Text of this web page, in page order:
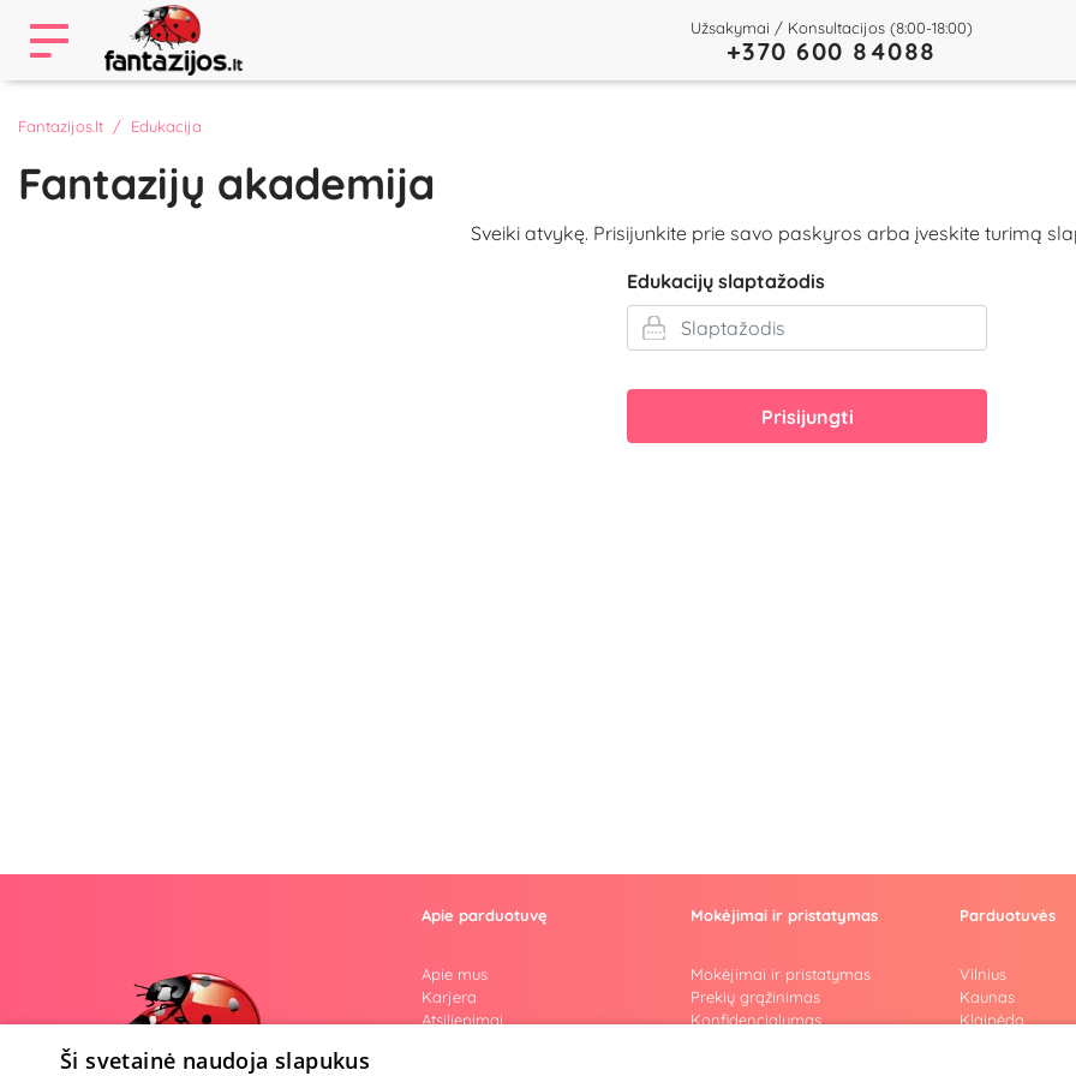
Užsakymai / Konsultacijos (8:00-18:00)
+370 600 84088
Fantazijos.lt Edukacija
Fantazijų akademija
Sveiki atvykę. Prisijunkite prie savo paskyros arba įveskite turimą
Edukacijų slaptažodis
Prisijungti
Apie parduotuvę
Apie mus
Karjera
Atsiliepimai
Mokėjimai ir pristatymas
Mokėjimai ir pristatymas
Prekių grąžinimas
Konfidencialumas
Parduotuvės
Vilnius
Kaunas
Klaipėda
Ši svetainė naudoja slapukus